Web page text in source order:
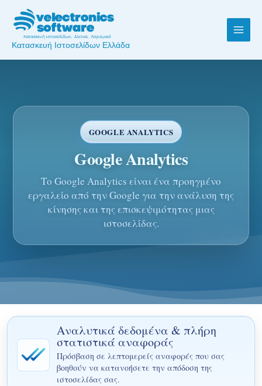
content
Κατασκευή Ιστοσελίδων Ελλάδα
GOOGLE ANALYTICS
Google Analytics
Το Google Analytics είναι ένα προηγμένο
εργαλείο από την Google για την ανάλυση της
κίνησης και της επισκεψιμότητας μιας
ιστοσελίδας.
Αναλυτικά δεδομένα & πλήρη
στατιστικά αναφοράς
Πρόσβαση σε λεπτομερείς αναφορές που σας
βοηθούν να κατανοήσετε την απόδοση της
ιστοσελίδας σας.